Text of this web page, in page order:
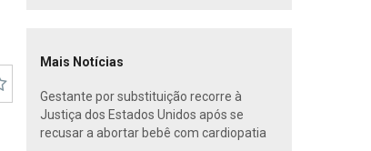
Mais Notícias
Gestante por substituição recorre à
Justiça dos Estados Unidos após se
recusar a abortar bebê com cardiopatia